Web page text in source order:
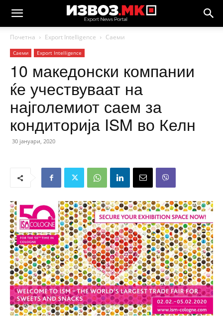
Почетна Еxport Intelligence Саеми
Саеми Еxport Intelligence
10 македонски компании
ќе учествуваат на
најголемиот саем за
кондиторија ISM во Келн
30 јануари, 2020